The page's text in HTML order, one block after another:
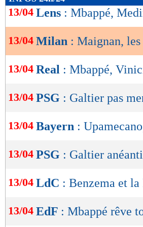
de
OK
13/04 Lens : Mbappé,
13/04 Milan : Maignan,
13/04 Real : Mbappé,
13/04 PSG : Galtier pas
13/04 Bayern :
13/04 PSG : Galtier
13/04 LdC : Benzema et
13/04 EdF : Mbappé rêve